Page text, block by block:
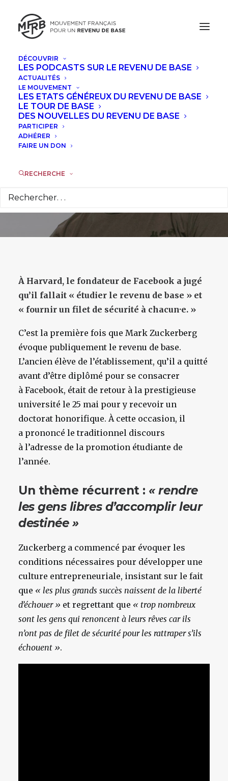
DÉCOUVRIR
LES PODCASTS SUR LE REVENU DE BASE
ACTUALITÉS
LE MOUVEMENT
LES ETATS GÉNÉREUX DU REVENU DE BASE
LE TOUR DE BASE
DES NOUVELLES DU REVENU DE BASE
PARTICIPER
ADHÉRER
FAIRE UN DON
RECHERCHE
États-Unis : Mark
Zuckerberg
recommande
d’expérimenter le
revenu de base
27 MAI 2017
À Harvard, le fondateur de Facebook a jugé
qu’il fallait « étudier le revenu de base » et
« fournir un filet de sécurité à chacun·e. »
C’est la première fois que Mark Zuckerberg
évoque publiquement le revenu de base.
L’ancien élève de l’établissement, qu’il a quitté
avant d’être diplômé pour se consacrer
à Facebook, était de retour à la prestigieuse
université le 25 mai pour y recevoir un
doctorat honorifique. À cette occasion, il
a prononcé le traditionnel discours
à l’adresse de la promotion étudiante de
l’année.
Un thème récurrent : « rendre
les gens libres d’accomplir leur
destinée »
Zuckerberg a commencé par évoquer les
conditions nécessaires pour développer une
culture entrepreneuriale, insistant sur le fait
que « les plus grands succès naissent de la liberté
d’échouer » et regrettant que « trop nombreux
sont les gens qui renoncent à leurs rêves car ils
n’ont pas de filet de sécurité pour les rattraper s’ils
échouent ».